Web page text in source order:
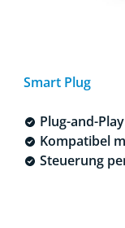
Smart Plug
Plug-and-Play
Kompatibel
Steuerung